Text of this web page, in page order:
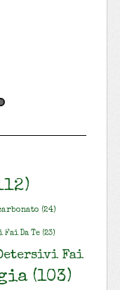
(24)
Fai Da Te(23)
Fai
(103)